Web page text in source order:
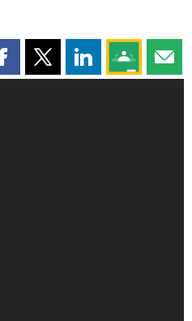
Partager cette page sur
Partager cette page sur X
Partager cette
Partagez